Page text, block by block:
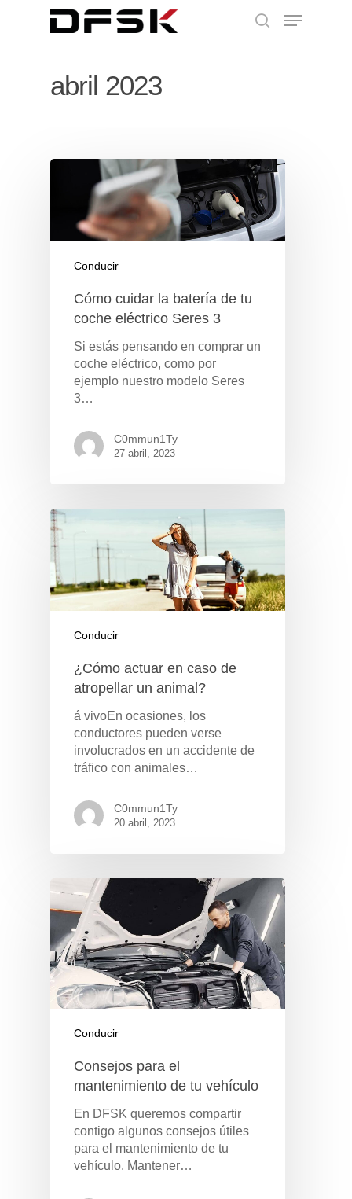
Pulse Enter para buscar o ESC para cerrar
abril 2023
Conducir
Cómo cuidar la batería de tu
coche eléctrico Seres 3
Si estás pensando en comprar un
coche eléctrico, como por
ejemplo nuestro modelo Seres
3…
C0mmun1Ty
27 abril, 2023
Conducir
¿Cómo actuar en caso de
atropellar un animal?
á vivoEn ocasiones, los
conductores pueden verse
involucrados en un accidente de
tráfico con animales…
C0mmun1Ty
20 abril, 2023
Conducir
Consejos para el
mantenimiento de tu vehículo
En DFSK queremos compartir
contigo algunos consejos útiles
para el mantenimiento de tu
vehículo. Mantener…